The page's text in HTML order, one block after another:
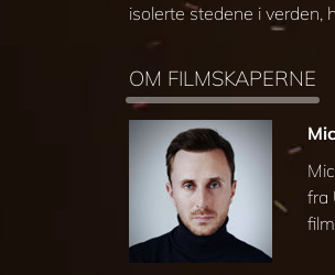
isolerte stedene i verden,
OM FILMSKAPERNE
fra